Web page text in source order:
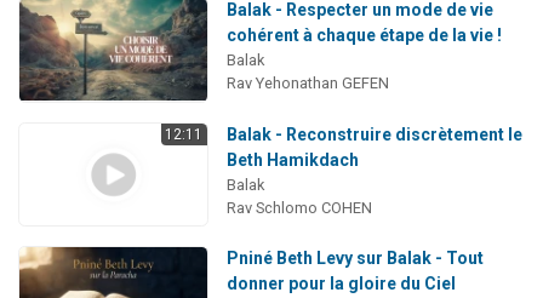
Balak - Respecter un mode de vie
cohérent à chaque étape de la vie !
Balak
Rav Yehonathan GEFEN
12:11
Balak - Reconstruire discrètement le
Beth Hamikdach
Balak
Rav Schlomo COHEN
Pniné Beth Levy sur Balak - Tout
donner pour la gloire du Ciel